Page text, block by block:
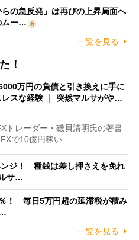
の急反発」は再びの上昇局面へ
ムー…
一覧を見る
！
万円の負債と引き換えに手に
レスな経験 ｜ 突然マルサがや…
トレーダー・磯貝清明氏の著書
FXで10億円稼い…
ンジ！ 種銭は差し押さえを免れ
サ…
！ 毎日5万円超の延滞税が積み
一覧を見る